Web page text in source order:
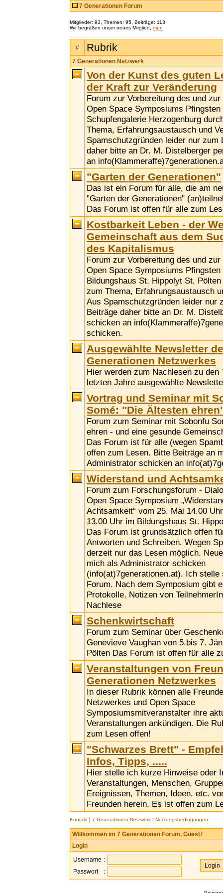
7 Generationen Forum
Mitglieder: 93, Themen: 95, Beiträge: 113
Wir begrüßen unser neues Mitglied, mpn
# Rubrik
7 Generationen Netzwerk
Von der Kunst des guten
der Kraft zur Veränderung
Forum zur Vorbereitung des und
Open Space Symposiums Pfingsten
Schupfengalerie Herzogenburg
Thema, Erfahrungsaustausch und
Spamschutzgründen leider nur zum
daher bitte an Dr. M. Distelberger
an
"Garten der Generationen"
Das ist ein Forum für alle, die am
"Garten der Generationen"
Das Forum ist offen für alle zum
Kostbarkeit Leben - der
Gemeinschaft aus dem
des Kapitalismus
Forum zur Vorbereitung des und
Open Space Symposiums Pfingsten
Bildungshaus St. Hippolyt St.
zum Thema, Erfahrungsaustausch
Aus Spamschutzgründen leider nur
Beiträge daher bitte an Dr. M.
schicken an
schicken.
Ausgewählte Newsletter
Generationen Netzwerkes
Hier werden zum Nachlesen zu den
letzten Jahre ausgewählte
Vortrag und Seminar mit
Somé: "Die Ältesten
Forum zum Seminar mit Sobonfu
ehren - und eine gesunde
Das Forum ist für alle (wegen
offen zum Lesen. Bitte Beiträge an
Administrator schicken an
Widerstand und
Forum zum Forschungsforum -
Open Space Symposium
Achtsamkeit“ vom 25. Mai 14.00
13.00 Uhr im Bildungshaus St.
Das Forum ist grundsätzlich offen
Antworten und Schreiben. Wegen
derzeit nur das Lesen möglich.
mich als Administrator schicken
(info(at)7generationen.at). Ich stelle
Forum. Nach dem Symposium gibt
Protokolle, Notizen von
Nachlese
Schenkwirtschaft
Forum zum Seminar über
Genevieve Vaughan von 5.bis 7.
Pölten Das Forum ist offen für alle
Veranstaltungen von
Generationen Netzwerkes
In dieser Rubrik können alle
Netzwerkes und Open Space
Symposiumsmitveranstalter ihre
Veranstaltungen ankündigen. Die
zum Lesen offen!
"Schwarzes Brett" -
Infos, Tipps, .....
Hier stelle ich kurze Hinweise oder
Veranstaltungen, Menschen,
Ereignissen, Themen, Ideen, etc.
Freunden herein. Es ist offen zum
Kontakt | 7 Generationen Netzwerk | Nutzungsbedingungen
Willkommen im 7 Generationen Forum, Guest!
Login
Username :
Passwort
: